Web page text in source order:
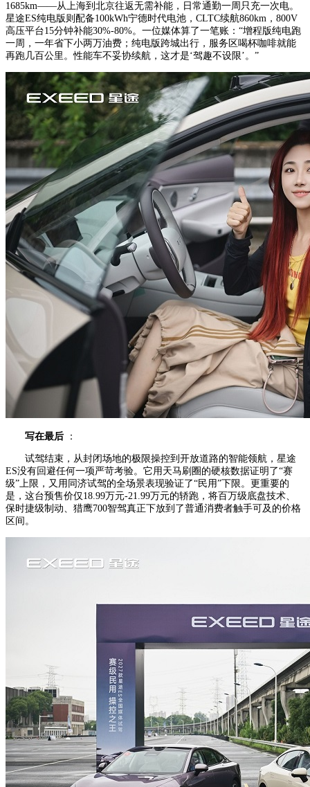
1685km——从上海到北京往返无需补能，日常通勤一周只充一次电。
星途ES纯电版则配备100kWh宁德时代电池，CLTC续航860km，800V
高压平台15分钟补能30%-80%。一位媒体算了一笔账：“增程版纯电跑
一周，一年省下小两万油费；纯电版跨城出行，服务区喝杯咖啡就能
再跑几百公里。性能车不妥协续航，这才是‘驾趣不设限’。”
写在最后 ：
试驾结束，从封闭场地的极限操控到开放道路的智能领航，星途
ES没有回避任何一项严苛考验。它用天马刷圈的硬核数据证明了“赛
级”上限，又用同济试驾的全场景表现验证了“民用”下限。更重要的
是，这台预售价仅18.99万元-21.99万元的轿跑，将百万级底盘技术、
保时捷级制动、猎鹰700智驾真正下放到了普通消费者触手可及的价格
区间。